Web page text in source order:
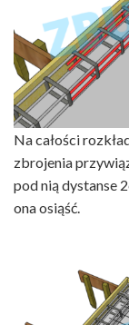
Na całości
zbrojenia
pod nią dystanse
ona osiąść.